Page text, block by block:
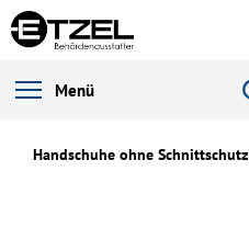
Menü
Handschuhe ohne Schnittschutz